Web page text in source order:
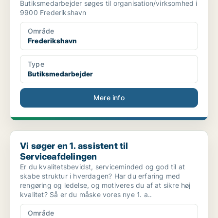
Butiksmedarbejder søges til organisation/virksomhed i
9900 Frederikshavn
Område
Frederikshavn
Type
Butiksmedarbejder
Mere info
Vi søger en 1. assistent til Serviceafdelingen
Vi søger en 1. assistent til
Serviceafdelingen
Er du kvalitetsbevidst, serviceminded og god til at
skabe struktur i hverdagen? Har du erfaring med
rengøring og ledelse, og motiveres du af at sikre høj
kvalitet? Så er du måske vores nye 1. a..
Område